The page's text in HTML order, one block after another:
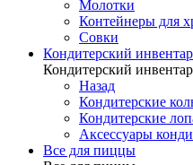
Молотки
Контейнеры для
Совки
Кондитерский
Кондитерский
Назад
Кондитерские
Кондитерские
Аксессуары
Все для пиццы